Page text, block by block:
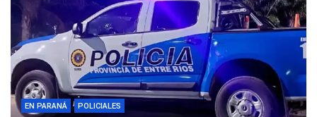
EN PARANÁ POLICIALES